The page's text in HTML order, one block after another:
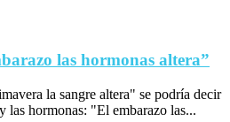
las hormonas altera”
la sangre altera" se podría decir
las hormonas: "El embarazo las...